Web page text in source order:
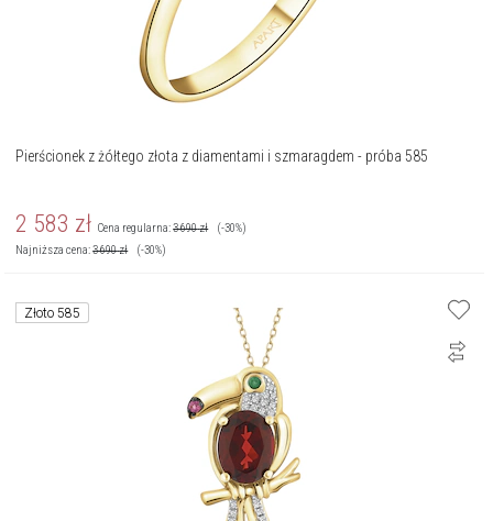
Pierścionek z żółtego złota z diamentami i szmaragdem - próba 585
2 583 zł Cena regularna:3 690zł
(-30%)
Najniższa cena:3 690zł (-30%)
Złoto 585